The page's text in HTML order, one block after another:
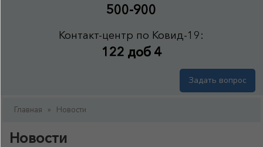
500-900
Контакт-центр по Ковид-19:
122 доб 4
Задать вопрос
Главная » Новости
Новости